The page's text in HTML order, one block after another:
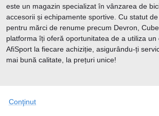
Conţinut
este un magazin specializat în vânzarea de
accesorii și echipamente sportive. Cu statut
pentru mărci de renume precum Devron,
platforma îți oferă oportunitatea de a utiliza un
AfiSport la fiecare achiziție, asigurându-ți
mai bună calitate, la prețuri unice!